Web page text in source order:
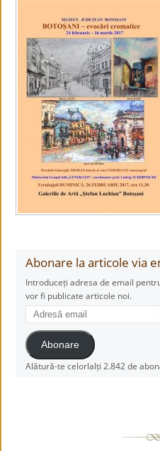
Abonare la articole via
Introduceți adresa de email
vor fi publicate articole noi.
Adresă
email
Abonare
Alătură-te celorlalți 2.842 de